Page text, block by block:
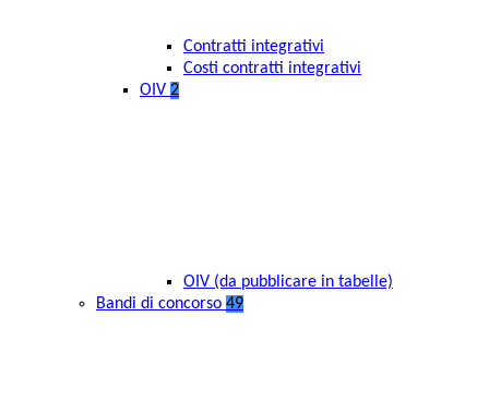
Contratti integrativi
Costi contratti integrativi
OIV 2
OIV (da pubblicare in tabelle)
Bandi di concorso 49